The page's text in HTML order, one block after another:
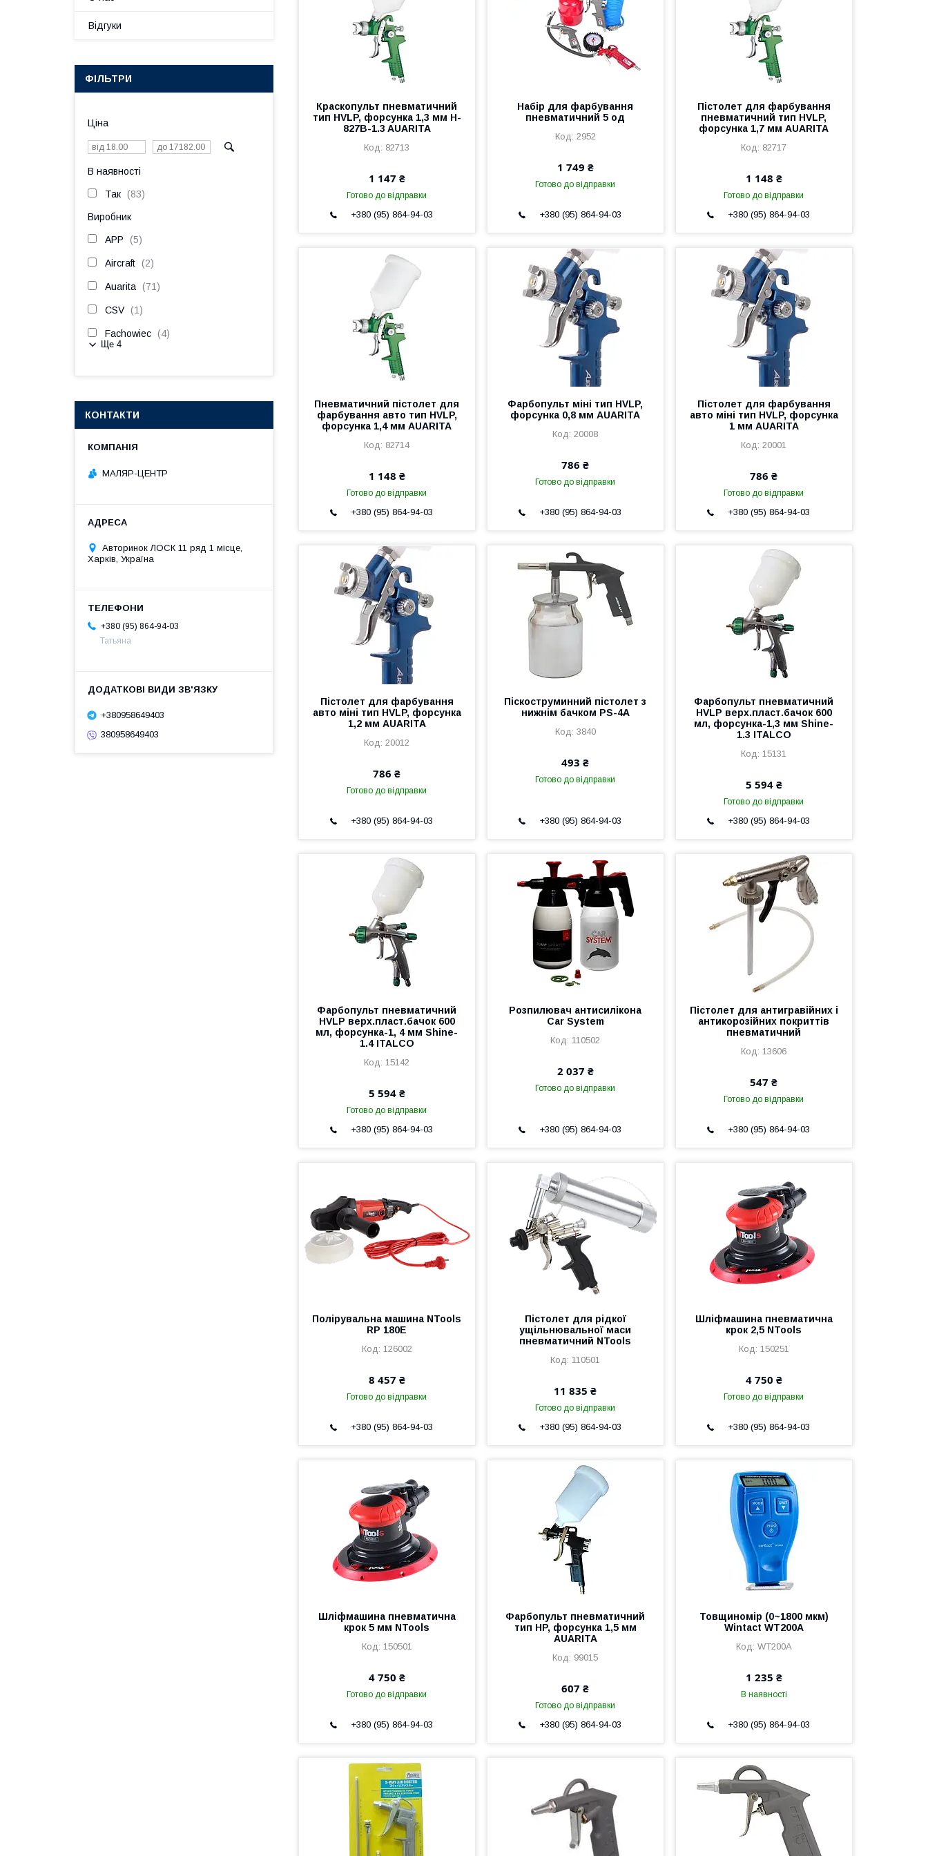
Краскопульт пневматичний
тип HVLP, форсунка 1,3 мм H-
827B-1.3 AUARITA
82713
1 147 ₴
Готово до відправки
+380 (95) 864-94-03
Набір для фарбування
пневматичний 5 од
2952
1 749 ₴
Готово до відправки
+380 (95) 864-94-03
Пістолет для фарбування
пневматичний тип HVLP,
форсунка 1,7 мм AUARITA
82717
1 148 ₴
Готово до відправки
+380 (95) 864-94-03
Пневматичний пістолет для
фарбування авто тип HVLP,
форсунка 1,4 мм AUARITA
82714
1 148 ₴
Готово до відправки
+380 (95) 864-94-03
Фарбопульт міні тип HVLP,
форсунка 0,8 мм AUARITA
20008
786 ₴
Готово до відправки
+380 (95) 864-94-03
Пістолет для фарбування
авто міні тип HVLP, форсунка
1 мм AUARITA
20001
786 ₴
Готово до відправки
+380 (95) 864-94-03
Пістолет для фарбування
авто міні тип HVLP, форсунка
1,2 мм AUARITA
20012
786 ₴
Готово до відправки
+380 (95) 864-94-03
Піскоструминний пістолет з
нижнім бачком PS-4А
3840
493 ₴
Готово до відправки
+380 (95) 864-94-03
Фарбопульт пневматичний
HVLP верх.пласт.бачок 600
мл, форсунка-1,3 мм Shine-
1.3 ITALCO
15131
5 594 ₴
Готово до відправки
+380 (95) 864-94-03
Фарбопульт пневматичний
HVLP верх.пласт.бачок 600
мл, форсунка-1, 4 мм Shine-
1.4 ITALCO
15142
5 594 ₴
Готово до відправки
+380 (95) 864-94-03
Розпилювач антисилікона
Car System
110502
2 037 ₴
Готово до відправки
+380 (95) 864-94-03
Пістолет для антигравійних і
антикорозійних покриттів
пневматичний
13606
547 ₴
Готово до відправки
+380 (95) 864-94-03
Полірувальна машина NTools
RP 180E
126002
8 457 ₴
Готово до відправки
+380 (95) 864-94-03
Пістолет для рідкої
ущільнювальної маси
пневматичний NTools
110501
11 835 ₴
Готово до відправки
+380 (95) 864-94-03
Шліфмашина пневматична
крок 2,5 NTools
150251
4 750 ₴
Готово до відправки
+380 (95) 864-94-03
Шліфмашина пневматична
крок 5 мм NTools
150501
4 750 ₴
Готово до відправки
+380 (95) 864-94-03
Фарбопульт пневматичний
тип HP, форсунка 1,5 мм
AUARITA
99015
607 ₴
Готово до відправки
+380 (95) 864-94-03
Товщиномір (0~1800 мкм)
Wintact WT200A
WT200A
1 235 ₴
В наявності
+380 (95) 864-94-03
Відгуки
ФІЛЬТРИ
Ціна
В наявності
Так 83
Виробник
APP 5
Aircraft 2
Auarita 71
CSV 1
Fachowiec 4
Ще 4
КОНТАКТИ
МАЛЯР-ЦЕНТР
Авторинок ЛОСК 11 ряд 1 місце,
Харків, Україна
+380 (95) 864-94-03
Татьяна
+380958649403
380958649403